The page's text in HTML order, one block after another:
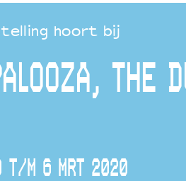
hoort bij
THE
T/M 6 MRT 2020